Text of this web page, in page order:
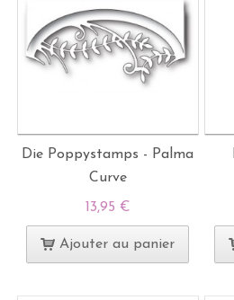
Die Poppystamps - Palma
Curve
13,95 €
Ajouter au panier